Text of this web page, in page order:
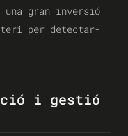
una gran inversió
per detectar-
i gestió